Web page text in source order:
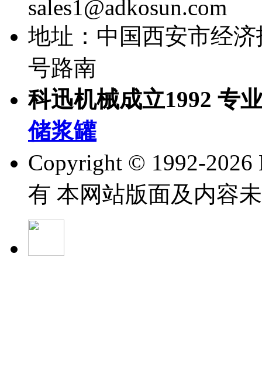
sales1@adkosun.com
地址：中国西安市经
号路南
科迅机械成立1992 专
储浆罐
Copyright © 1992-2026
有 本网站版面及内容